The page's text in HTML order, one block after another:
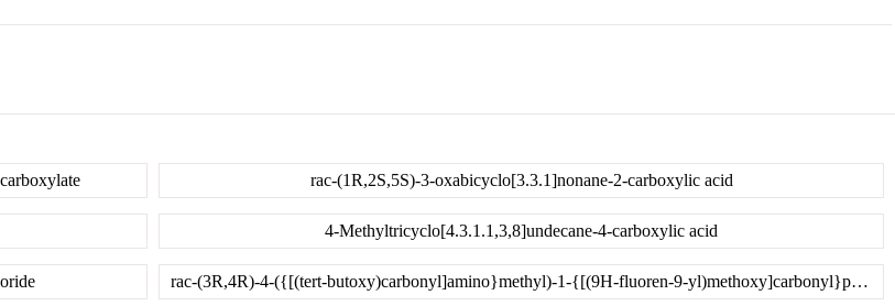
rac-(1R,2S,5S)-3-oxabicyclo[3.3.1]nonane-2-carboxylic acid
4-Methyltricyclo[4.3.1.1,3,8]undecane-4-carboxylic acid
rac-(3R,4R)-4-({[(tert-butoxy)carbonyl]amino}methyl)-1-{[(9H-fluoren-9-yl)methoxy]carbonyl}pyrrolidine-3-carboxylic acid